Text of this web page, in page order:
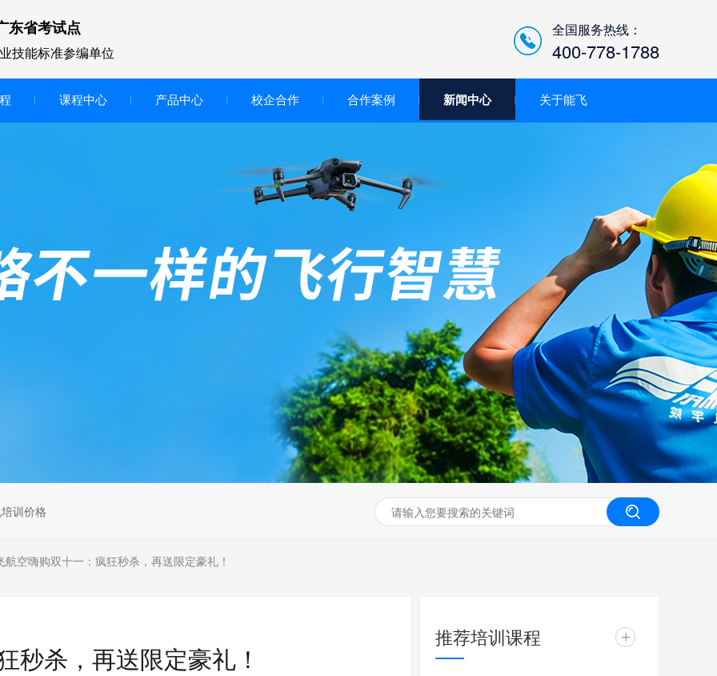
东省考试点
技能标准参编单位
全国服务热线：
400-778-1788
课程中心 产品中心
智慧交互显示大屏
无人机基础飞行模拟仿真教学
多旋翼无人机组装专用配件套
垂直起降固定翼装调实训教学
无人机套装
无人机工程创新实训
校企合作 合作案例 新闻中心 关于能飞
训价格
航空嗨购双十一：疯狂秒杀，再送限定豪礼！
秒杀，再送限定豪礼！
推荐培训课程 +